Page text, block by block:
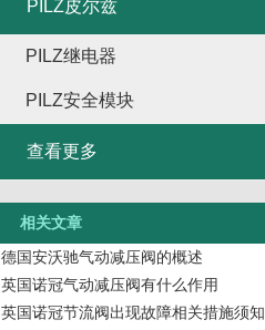
PILZ皮尔兹
PILZ继电器
PILZ安全模块
查看更多
相关文章
德国安沃驰气动减压阀的概述
英国诺冠气动减压阀有什么作用
英国诺冠节流阀出现故障相关措施须知